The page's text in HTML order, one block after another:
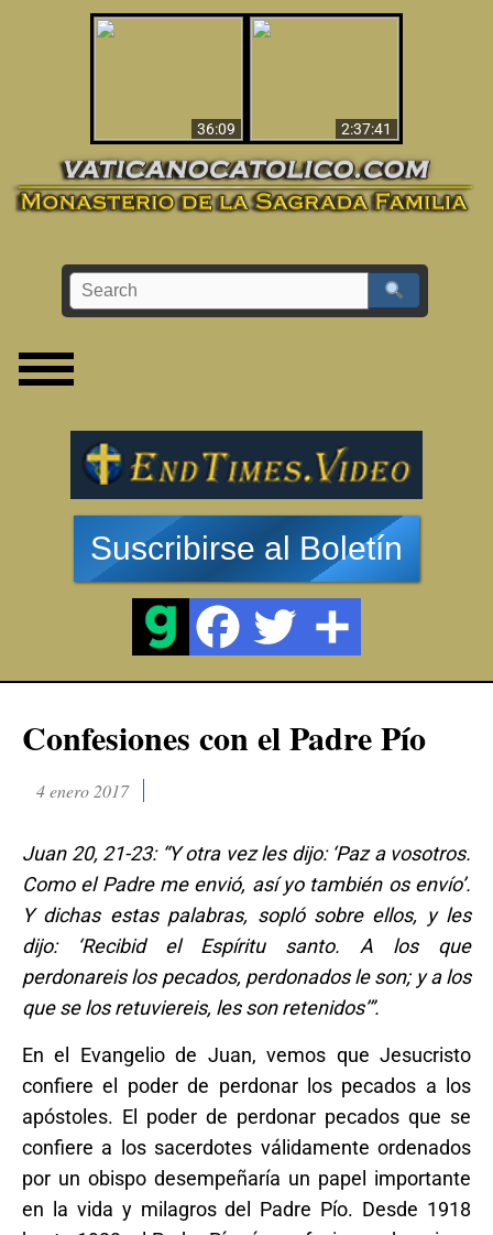
36:09
2:37:41
Suscribirse al Boletín
Confesiones con el Padre Pío
4 enero 2017
Juan 20, 21-23: “Y otra vez les dijo: ‘Paz a vosotros.
Como el Padre me envió, así yo también os envío’.
Y dichas estas palabras, sopló sobre ellos, y les
dijo: ‘Recibid el Espíritu santo. A los que
perdonareis los pecados, perdonados le son; y a los
que se los retuviereis, les son retenidos’”.
En el Evangelio de Juan, vemos que Jesucristo
confiere el poder de perdonar los pecados a los
apóstoles. El poder de perdonar pecados que se
confiere a los sacerdotes válidamente ordenados
por un obispo desempeñaría un papel importante
en la vida y milagros del Padre Pío. Desde 1918